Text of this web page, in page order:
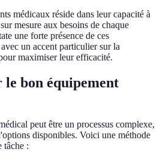
médicaux réside dans leur capacité à
mesure aux besoins de chaque
une forte présence de ces
un accent particulier sur la
maximiser leur efficacité.
bon équipement
peut être un processus complexe,
disponibles. Voici une méthode
tâche :